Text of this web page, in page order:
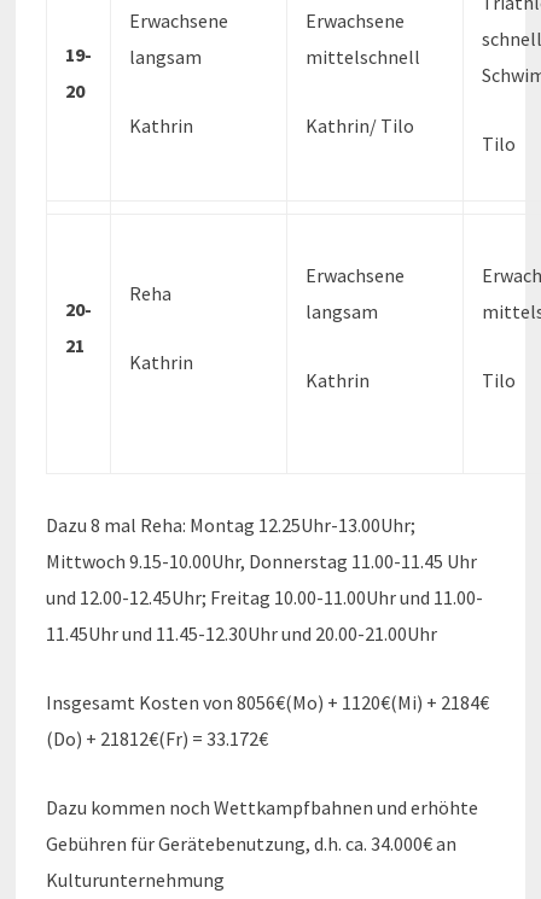
19-
20
Erwachsene
langsam
Kathrin
Erwachsene
mittelschnell
Kathrin/ Tilo
Tilo
20-
21
Reha
Kathrin
Erwachsene
langsam
Kathrin Tilo
Dazu 8 mal Reha: Montag 12.25Uhr-13.00Uhr;
Mittwoch 9.15-10.00Uhr, Donnerstag 11.00-11.45 Uhr
und 12.00-12.45Uhr; Freitag 10.00-11.00Uhr und 11.00-
11.45Uhr und 11.45-12.30Uhr und 20.00-21.00Uhr
Insgesamt Kosten von 8056€(Mo) + 1120€(Mi) + 2184€
(Do) + 21812€(Fr) = 33.172€
Dazu kommen noch Wettkampfbahnen und erhöhte
Gebühren für Gerätebenutzung, d.h. ca. 34.000€ an
Kulturunternehmung